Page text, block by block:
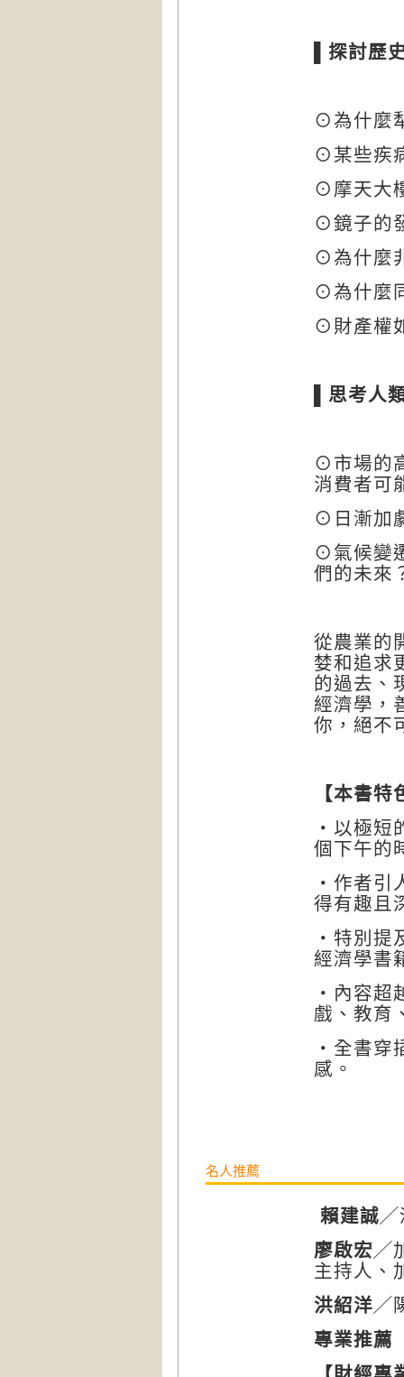
探討歷
⊙為什麼
⊙某些疾
⊙摩天大
⊙鏡子的
⊙為什麼
⊙為什麼
⊙財產權
思考人
⊙市場的
消費者可
⊙日漸加
⊙氣候變
們的未來
從農業的
婪和追求
的過去、
經濟學，
你，絕不
【本書特
‧以極短
個下午的
‧作者引
得有趣且
‧特別提
經濟學書
‧內容超
戲、教育
‧全書穿
感。
名人推薦
賴建誠╱
廖啟宏╱
主持人、
洪紹洋╱
專業推薦